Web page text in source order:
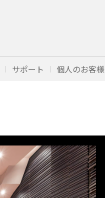
サポート 個人のお客様